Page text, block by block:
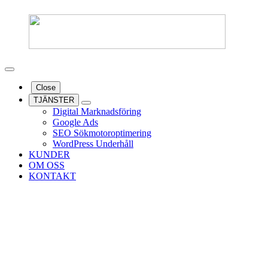
Close
TJÄNSTER
Digital Marknadsföring
Google Ads
SEO Sökmotoroptimering
WordPress Underhåll
KUNDER
OM OSS
KONTAKT